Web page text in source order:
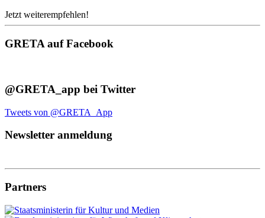
Jetzt weiterempfehlen!
GRETA auf Facebook
@GRETA_app bei Twitter
Tweets von @GRETA_App
Newsletter anmeldung
Partners